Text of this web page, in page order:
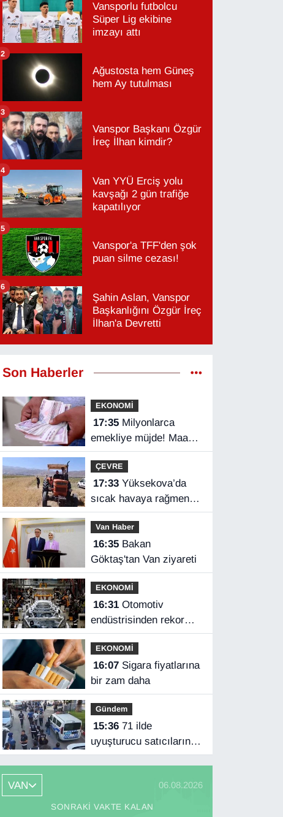
Vansporlu futbolcu
Süper Lig ekibine
imzayı attı
Ağustosta hem Güneş
hem Ay tutulması
2
Vanspor Başkanı Özgür
İreç İlhan kimdir?
3
Van YYÜ Erciş yolu
kavşağı 2 gün trafiğe
kapatılıyor
4
Vanspor'a TFF'den şok
puan silme cezası!
5
Şahin Aslan, Vanspor
Başkanlığını Özgür İreç
İlhan'a Devretti
6
Son Haberler
EKONOMİ
17:35Milyonlarca
emekliye müjde! Maaş
farkları bu gece
hesaplarda
ÇEVRE
17:33Yüksekova’da
sıcak havaya rağmen
hasat mesaisi başladı
Van Haber
16:35Bakan
Göktaş'tan Van ziyareti
EKONOMİ
16:31Otomotiv
endüstrisinden rekor
ihracat
EKONOMİ
16:07Sigara fiyatlarına
bir zam daha
Gündem
15:3671 ilde
uyuşturucu satıcılarına
operasyon
VAN 06.08.2026
SONRAKI VAKTE KALAN